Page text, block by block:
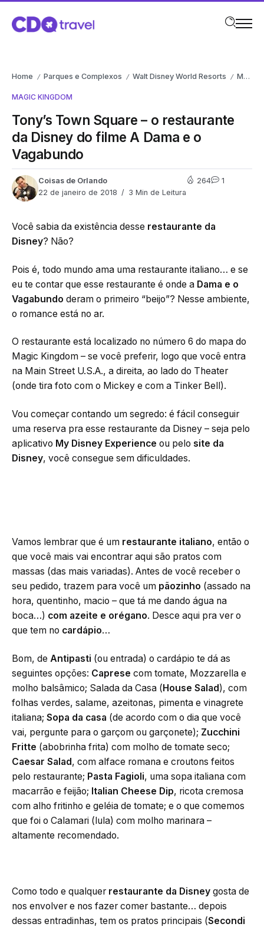
Home / Parques e Complexos / Walt Disney World Resorts / Magic Kingdom
MAGIC KINGDOM
Tony’s Town Square – o restaurante
da Disney do filme A Dama e o
Vagabundo
Coisas de Orlando
22 de janeiro de 2018
3 Min de Leitura
264 1
Você sabia da existência desse restaurante da
Disney? Não?
Pois é, todo mundo ama uma restaurante italiano… e se
eu te contar que esse restaurante é onde a Dama e o
Vagabundo deram o primeiro “beijo”? Nesse ambiente,
o romance está no ar.
O restaurante está localizado no número 6 do mapa do
Magic Kingdom – se você preferir, logo que você entra
na Main Street U.S.A., a direita, ao lado do Theater
(onde tira foto com o Mickey e com a Tinker Bell).
Vou começar contando um segredo: é fácil conseguir
uma reserva pra esse restaurante da Disney – seja pelo
aplicativo My Disney Experience ou pelo site da
Disney, você consegue sem dificuldades.
Vamos lembrar que é um restaurante italiano, então o
que você mais vai encontrar aqui são pratos com
massas (das mais variadas). Antes de você receber o
seu pedido, trazem para você um pãozinho (assado na
hora, quentinho, macio – que tá me dando água na
boca…) com azeite e orégano. Desce aqui pra ver o
que tem no cardápio…
Bom, de Antipasti (ou entrada) o cardápio te dá as
seguintes opções: Caprese com tomate, Mozzarella e
molho balsâmico; Salada da Casa (House Salad), com
folhas verdes, salame, azeitonas, pimenta e vinagrete
italiana; Sopa da casa (de acordo com o dia que você
vai, pergunte para o garçom ou garçonete); Zucchini
Fritte (abobrinha frita) com molho de tomate seco;
Caesar Salad, com alface romana e croutons feitos
pelo restaurante; Pasta Fagioli, uma sopa italiana com
macarrão e feijão; Italian Cheese Dip, ricota cremosa
com alho fritinho e geléia de tomate; e o que comemos
que foi o Calamari (lula) com molho marinara –
altamente recomendado.
Como todo e qualquer restaurante da Disney gosta de
nos envolver e nos fazer comer bastante… depois
dessas entradinhas, tem os pratos principais (Secondi